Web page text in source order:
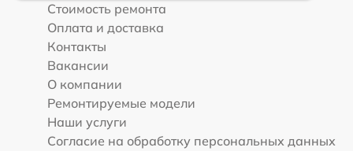
Стоимость ремонта
Оплата и доставка
Контакты
Вакансии
О компании
Ремонтируемые модели
Наши услуги
Согласие на обработку персональных данных